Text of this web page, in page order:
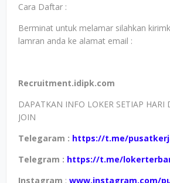
Cara Daftar :
Berminat untuk melamar silahkan
lamran anda ke alamat email :
Recruitment.idipk.com
DAPATKAN INFO LOKER SETIAP HARI
JOIN
Telegaram : https://t.me/
Telegram : https://t.me/
Instagram : www.instagram.com/